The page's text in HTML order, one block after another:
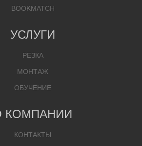
BOOKMATCH
УСЛУГИ
РЕЗКА
МОНТАЖ
ОБУЧЕНИЕ
КОМПАНИИ
КОНТАКТЫ